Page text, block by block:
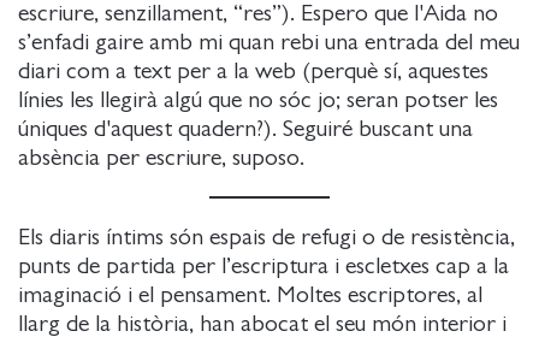
escriure, senzillament, “res”). Espero que l'Aida no
s’enfadi gaire amb mi quan rebi una entrada del meu
diari com a text per a la web (perquè sí, aquestes
línies les llegirà algú que no sóc jo; seran potser les
úniques d'aquest quadern?). Seguiré buscant una
absència per escriure, suposo.
Els diaris íntims són espais de refugi o de resistència,
punts de partida per l’escriptura i escletxes cap a la
imaginació i el pensament. Moltes escriptores, al
llarg de la història, han abocat el seu món interior i